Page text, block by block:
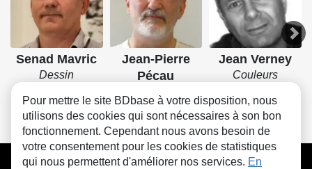
Senad Mavric
Dessin
Jean-Pierre
Pécau
Jean Verney
Couleurs
CGU FAQ Contact Cookies
Pour mettre le site BDbase à votre disposition, nous
utilisons des cookies qui sont nécessaires à son bon
fonctionnement. Cependant nous avons besoin de
votre consentement pour les cookies de statistiques
qui nous permettent d'améliorer nos services. En